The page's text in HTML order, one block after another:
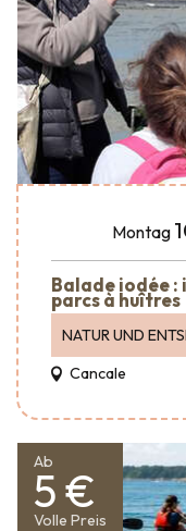
Montag
Balade iodée
parcs à huîtres
NATUR UND
Cancale
Ab
5 €
Volle Preis